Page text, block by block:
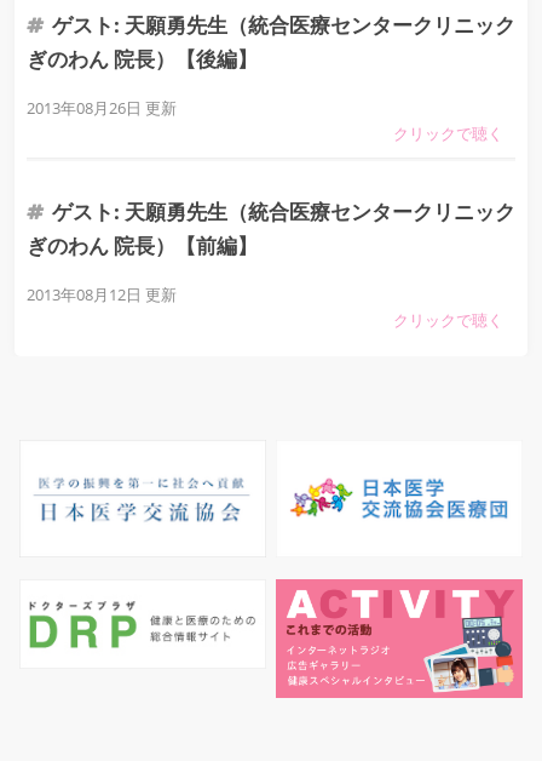
ゲスト: 天願勇先生（統合医療センタークリニック
ぎのわん 院長）【後編】
2013年08月26日 更新
ゲスト: 天願勇先生（統合医療センタークリニック
ぎのわん 院長）【前編】
2013年08月12日 更新